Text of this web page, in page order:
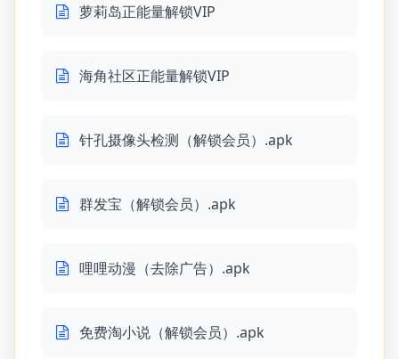
萝莉岛正能量解锁VIP
海角社区正能量解锁VIP
针孔摄像头检测（解锁会员）.apk
群发宝（解锁会员）.apk
哩哩动漫（去除广告）.apk
免费淘小说（解锁会员）.apk